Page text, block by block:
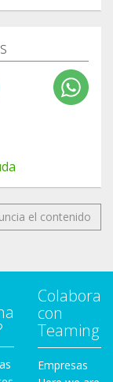
el contenido
Colabora
con
Teaming
Empresas